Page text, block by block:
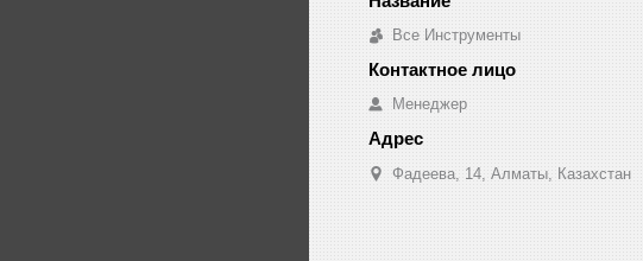
Все Инструменты
Менеджер
Фадеева, 14, Алматы, Казахстан